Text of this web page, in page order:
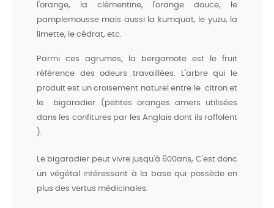
l'orange, la clémentine, l'orange douce, le
pamplemousse mais aussi la kumquat, le yuzu, la
limette, le cédrat, etc.
Parmi ces agrumes, la bergamote est le fruit
référence des odeurs travaillées. L'arbre qui le
produit est un croisement naturel entre le citron et
le bigaradier (petites oranges amers utilisées
dans les confitures par les Anglais dont ils raffolent
).
Le bigaradier peut vivre jusqu'à 600ans, C'est donc
un végétal intéressant à la base qui possède en
plus des vertus médicinales.